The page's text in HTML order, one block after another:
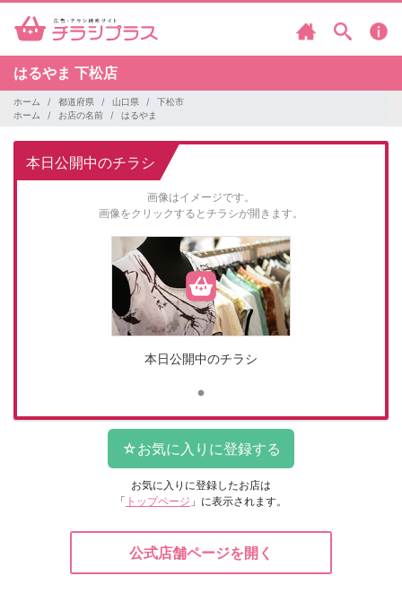
はるやま 下松店
ホーム 都道府県 山口県
下松市
ホーム
お店の名前 はるやま
本日公開中のチラシ
画像はイメージです。
画像をクリックするとチラシが開きます。
本日公開中のチラシ
お気に入りに登録したお店は
「 トップページ 」に表示されます。
公式店舗ページを開く